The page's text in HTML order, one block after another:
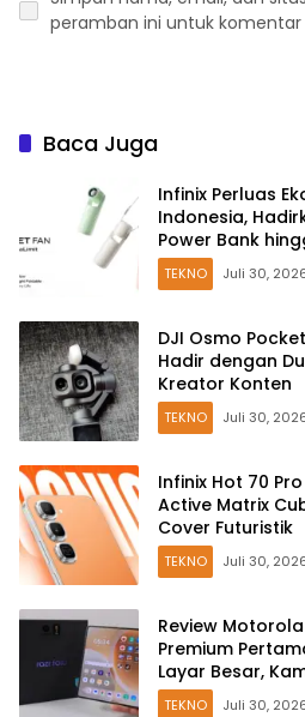
peramban ini untuk komentar
Baca Juga
Infinix Perluas
Indonesia,
Power Bank
TEKNO Juli 30,
DJI Osmo
Hadir dengan
Kreator Konten
TEKNO Juli 30,
Infinix Hot 70
Active Matrix
Cover Futuristik
TEKNO Juli 30,
Review
Premium
Layar Besar,
6000mAh
TEKNO Juli 30,